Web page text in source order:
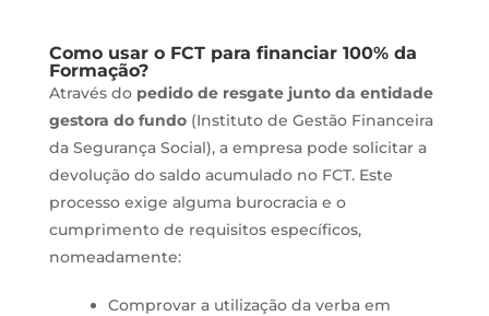
Como usar o FCT para financiar 100% da
Formação?
Através do pedido de resgate junto da entidade
gestora do fundo(Instituto de Gestão Financeira
da Segurança Social), a empresa pode solicitar a
devolução do saldo acumulado no FCT. Este
processo exige alguma burocracia e o
cumprimento de requisitos específicos,
nomeadamente:
Comprovar a utilização da verba em